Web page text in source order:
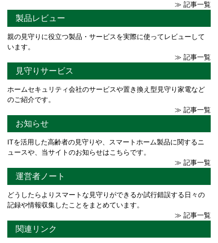
≫ 記事一覧
製品レビュー
親の見守りに役立つ製品・サービスを実際に使ってレビューして
います。
≫ 記事一覧
見守りサービス
ホームセキュリティ会社のサービスや置き換え型見守り家電など
のご紹介です。
≫ 記事一覧
お知らせ
ITを活用した高齢者の見守りや、スマートホーム製品に関するニ
ュースや、当サイトのお知らせはこちらです。
≫ 記事一覧
運営者ノート
どうしたらよりスマートな見守りができるか試行錯誤する日々の
記録や情報収集したことをまとめています。
≫ 記事一覧
関連リンク